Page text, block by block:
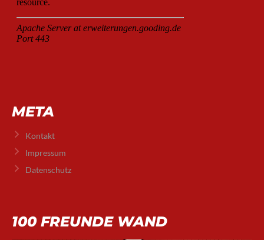
META
Kontakt
Impressum
Datenschutz
100 FREUNDE WAND